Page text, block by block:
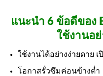
แนะนำ 6 ข้อดีของ
ใช้งานอ
ใช้งานได้อย่างง่ายดาย เ
โอกาสรั่วซึมค่อนข้างต่ำ